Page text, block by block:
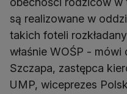
są realizowane w
takich foteli
właśnie WOŚP - mówi
Szczapa, zastępca
UMP, wiceprezes